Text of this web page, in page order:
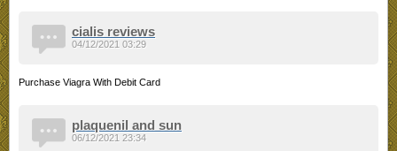
cialis reviews
Purchase Viagra With Debit Card
04/12/2021 03:29
plaquenil and sun
06/12/2021 23:34